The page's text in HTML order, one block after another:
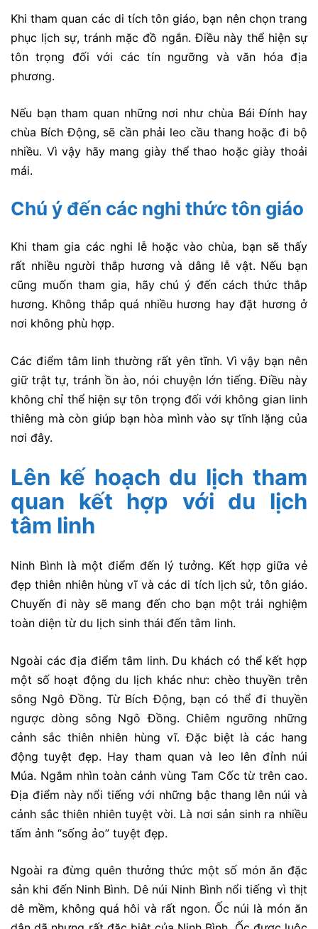
Khi tham quan các di tích tôn giáo, bạn nên chọn trang
phục lịch sự, tránh mặc đồ ngắn. Điều này thể hiện sự
tôn trọng đối với các tín ngưỡng và văn hóa địa
phương.
Nếu bạn tham quan những nơi như chùa Bái Đính hay
chùa Bích Động, sẽ cần phải leo cầu thang hoặc đi bộ
nhiều. Vì vậy hãy mang giày thể thao hoặc giày thoải
mái.
Chú ý đến các nghi thức tôn giáo
Khi tham gia các nghi lễ hoặc vào chùa, bạn sẽ thấy
rất nhiều người thắp hương và dâng lễ vật. Nếu bạn
cũng muốn tham gia, hãy chú ý đến cách thức thắp
hương. Không thắp quá nhiều hương hay đặt hương ở
nơi không phù hợp.
Các điểm tâm linh thường rất yên tĩnh. Vì vậy bạn nên
giữ trật tự, tránh ồn ào, nói chuyện lớn tiếng. Điều này
không chỉ thể hiện sự tôn trọng đối với không gian linh
thiêng mà còn giúp bạn hòa mình vào sự tĩnh lặng của
nơi đây.
Lên kế hoạch du lịch tham
quan kết hợp với du lịch
tâm linh
Ninh Bình là một điểm đến lý tưởng. Kết hợp giữa vẻ
đẹp thiên nhiên hùng vĩ và các di tích lịch sử, tôn giáo.
Chuyến đi này sẽ mang đến cho bạn một trải nghiệm
toàn diện từ du lịch sinh thái đến tâm linh.
Ngoài các địa điểm tâm linh. Du khách có thể kết hợp
một số hoạt động du lịch khác như: chèo thuyền trên
sông Ngô Đồng. Từ Bích Động, bạn có thể đi thuyền
ngược dòng sông Ngô Đồng. Chiêm ngưỡng những
cảnh sắc thiên nhiên hùng vĩ. Đặc biệt là các hang
động tuyệt đẹp. Hay tham quan và leo lên đỉnh núi
Múa. Ngắm nhìn toàn cảnh vùng Tam Cốc từ trên cao.
Địa điểm này nổi tiếng với những bậc thang lên núi và
cảnh sắc thiên nhiên tuyệt vời. Là nơi sản sinh ra nhiều
tấm ảnh “sống ảo” tuyệt đẹp.
Ngoài ra đừng quên thưởng thức một số món ăn đặc
sản khi đến Ninh Bình. Dê núi Ninh Bình nổi tiếng vì thịt
dê mềm, không quá hôi và rất ngon. Ốc núi là món ăn